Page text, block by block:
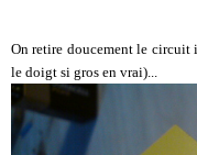
On retire doucement le circuit
le doigt si gros en vrai)...